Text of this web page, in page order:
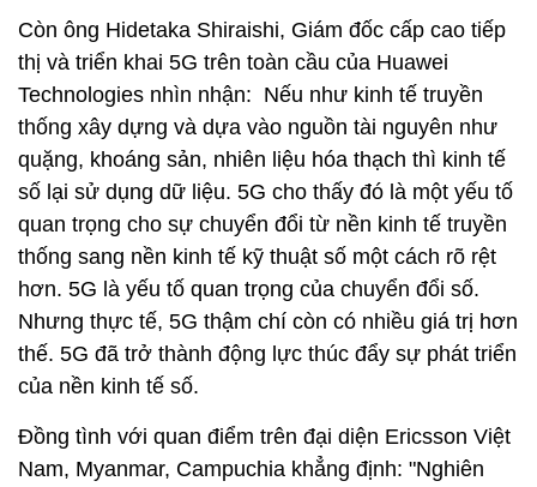
Còn ông Hidetaka Shiraishi, Giám đốc cấp cao tiếp
thị và triển khai 5G trên toàn cầu của Huawei
Technologies nhìn nhận: Nếu như kinh tế truyền
thống xây dựng và dựa vào nguồn tài nguyên như
quặng, khoáng sản, nhiên liệu hóa thạch thì kinh tế
số lại sử dụng dữ liệu. 5G cho thấy đó là một yếu tố
quan trọng cho sự chuyển đổi từ nền kinh tế truyền
thống sang nền kinh tế kỹ thuật số một cách rõ rệt
hơn. 5G là yếu tố quan trọng của chuyển đổi số.
Nhưng thực tế, 5G thậm chí còn có nhiều giá trị hơn
thế. 5G đã trở thành động lực thúc đẩy sự phát triển
của nền kinh tế số.
Đồng tình với quan điểm trên đại diện Ericsson Việt
Nam, Myanmar, Campuchia khẳng định: "Nghiên